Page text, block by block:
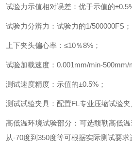
试验力示值相对误差 ： 优于示值的±
试验力分辨力 ： 试验力的1/500000FS ；
上下夹头偏心率 ： ≤10％8% ；
试验加载速度 ： 0.001mm/min-500mm/
测试速度精度 ： 示值的±0.5% ；
测试试验夹具 ： 配置FL 专业压缩试验夹
高低温环境试验部分 ： 可选馥勒高低
从-70度到 350度等可根据实际测试要求